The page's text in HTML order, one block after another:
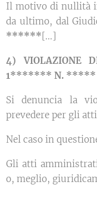
Il motivo di nullità
da ultimo, dal
******[...]
4) VIOLAZIONE
1******* N. *****
Si denuncia la
prevedere per gli
Nel caso in
Gli atti
o, meglio,